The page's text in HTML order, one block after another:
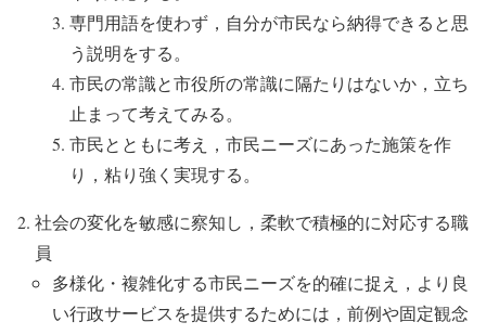
専門用語を使わず，自分が市民なら納得できると思
う説明をする。
市民の常識と市役所の常識に隔たりはないか，立ち
止まって考えてみる。
市民とともに考え，市民ニーズにあった施策を作
り，粘り強く実現する。
社会の変化を敏感に察知し，柔軟で積極的に対応する職
員
多様化・複雑化する市民ニーズを的確に捉え，より良
い行政サービスを提供するためには，前例や固定観念